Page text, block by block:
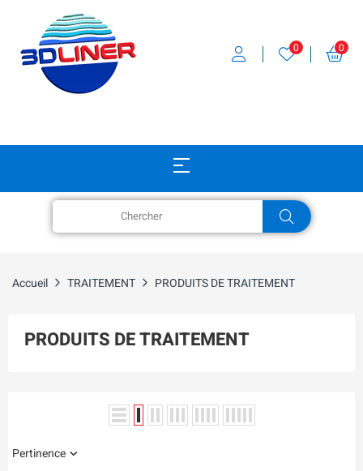
0 0
Accueil TRAITEMENT PRODUITS DE TRAITEMENT
PRODUITS DE TRAITEMENT
Pertinence